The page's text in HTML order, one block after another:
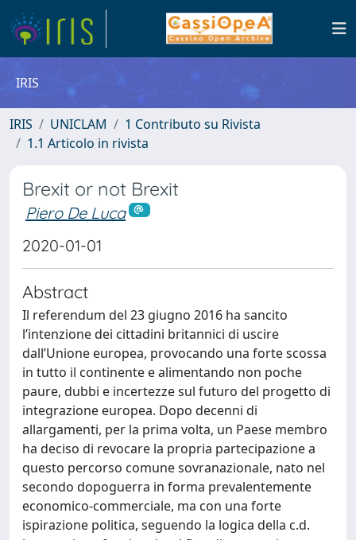
IRIS
IRIS UNICLAM
1 Contributo su Rivista
1.1 Articolo in rivista
Brexit or not Brexit
Piero De Luca
2020-01-01
Abstract
Il referendum del 23 giugno 2016 ha sancito
l’intenzione dei cittadini britannici di uscire
dall’Unione europea, provocando una forte scossa
in tutto il continente e alimentando non poche
paure, dubbi e incertezze sul futuro del progetto di
integrazione europea. Dopo decenni di
allargamenti, per la prima volta, un Paese membro
ha deciso di revocare la propria partecipazione a
questo percorso comune sovranazionale, nato nel
secondo dopoguerra in forma prevalentemente
economico-commerciale, ma con una forte
ispirazione politica, seguendo la logica della c.d.